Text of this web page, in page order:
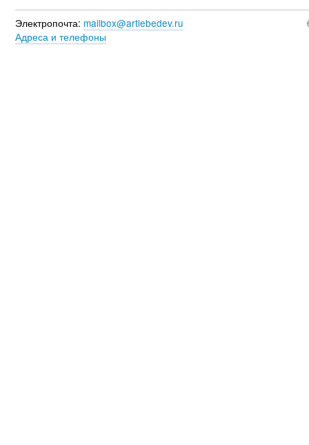
Электропочта: mailbox@artlebedev.ru
Адреса и телефоны